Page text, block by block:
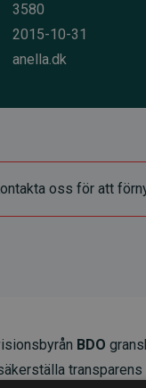
3580
2015-10-31
anella.dk
oss för att
BDO